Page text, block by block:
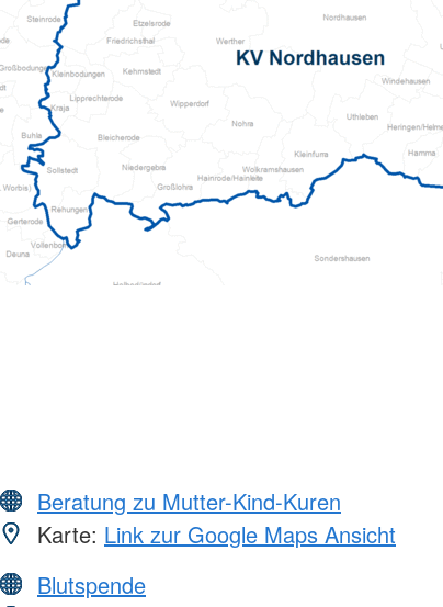
Beratung zu Mutter-Kind-Kuren
Karte: Link zur Google Maps Ansicht
Blutspende